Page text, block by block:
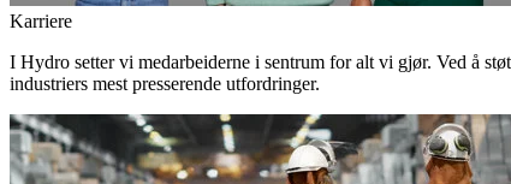
Karriere
I Hydro setter vi medarbeiderne i sentrum for alt vi gjør. Ved å
industriers mest presserende utfordringer.